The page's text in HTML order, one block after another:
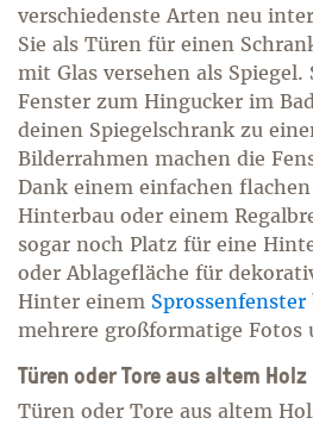
verschiedenste Arten neu
Sie als Türen für einen
mit Glas versehen als Spiegel.
Fenster zum Hingucker im
deinen Spiegelschrank zu
Bilderrahmen machen die
Dank einem einfachen
Hinterbau oder einem
sogar noch Platz für eine
oder Ablagefläche für
Hinter einem Sprossenfenster
mehrere großformatige Fotos
Türen oder Tore aus altem Holz
Türen oder Tore aus altem